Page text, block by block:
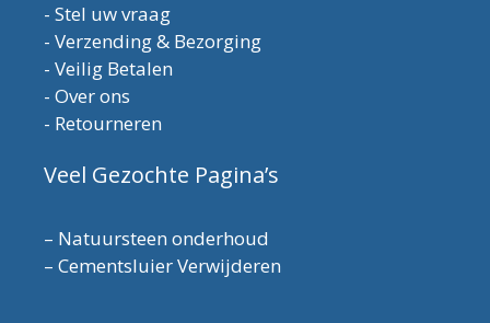
- Stel uw vraag
- Verzending & Bezorging
- Veilig Betalen
- Over ons
- Retourneren
Veel Gezochte Pagina’s
– Natuursteen onderhoud
– Cementsluier Verwijderen